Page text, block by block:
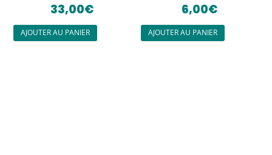
33,00€
AJOUTER AU PANIER
6,00€
AJOUTER AU PANIER